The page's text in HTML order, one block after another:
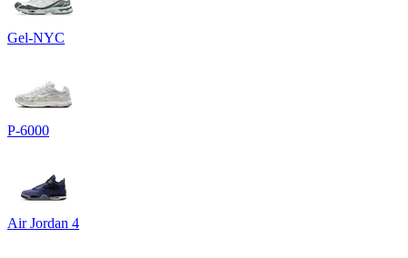
Gel-NYC
P-6000
Air Jordan 4